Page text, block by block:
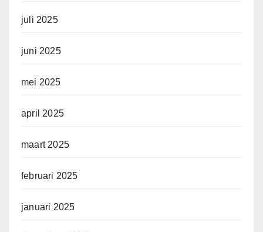
juli 2025
juni 2025
mei 2025
april 2025
maart 2025
februari 2025
januari 2025